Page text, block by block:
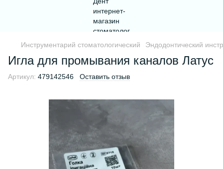
Инструментарий стоматологический Эндодонтический
Игла для промывания каналов Латус
Артикул: 479142546 Оставить отзыв